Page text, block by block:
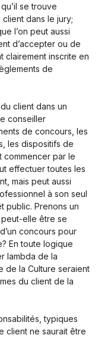
se trouve
dans le jury;
l’on peut aussi
d’accepter ou de
clairement inscrite en
de
client dans un
conseiller
de concours, les
les dispositifs de
commencer par le
effectuer toutes les
mais peut aussi
à son seul
public. Prenons un
elle être se
concours pour
En toute logique
lambda de la
de la Culture seraient
du client de la
typiques
client ne saurait être